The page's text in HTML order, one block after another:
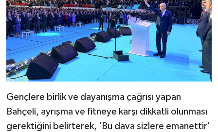
Gençlere birlik ve dayanışma çağrısı yapan
Bahçeli, ayrışma ve fitneye karşı dikkatli olunması
gerektiğini belirterek, 'Bu dava sizlere emanettir'